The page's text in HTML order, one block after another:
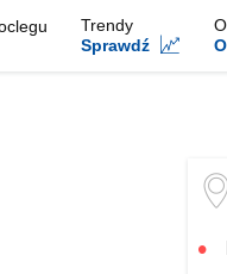
Trendy
Sprawdź